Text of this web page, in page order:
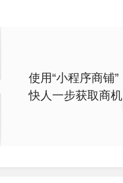
使用“小程序商铺”
快人一步获取商机